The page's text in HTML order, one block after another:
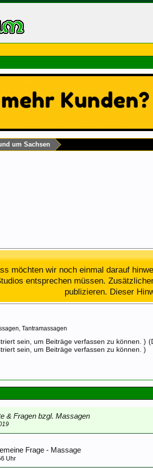
um Sachsen
möchten wir noch einmal darauf
entsprechen müssen.
publizieren. Dieser
Tantramassagen
sein, um Beiträge verfassen zu können. )
sein, um Beiträge verfassen zu können. )
& Fragen bzgl. Massagen
Frage - Massage
Uhr